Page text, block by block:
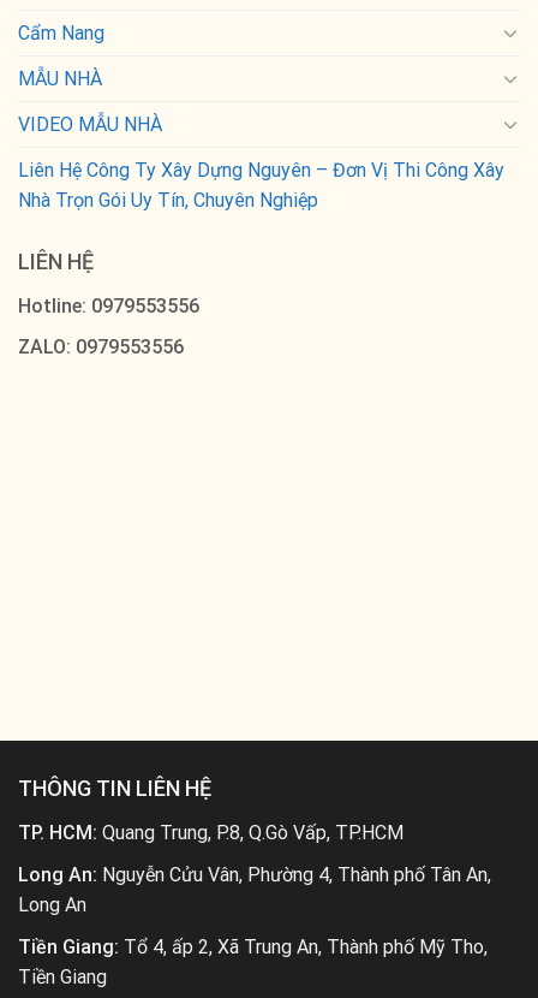
Cẩm Nang
MẪU NHÀ
VIDEO MẪU NHÀ
Liên Hệ Công Ty Xây Dựng Nguyên – Đơn Vị Thi Công Xây
Nhà Trọn Gói Uy Tín, Chuyên Nghiệp
LIÊN HỆ
Hotline: 0979553556
ZALO: 0979553556
THÔNG TIN LIÊN HỆ
TP. HCM: Quang Trung, P.8, Q.Gò Vấp, TP.HCM
Long An: Nguyễn Cửu Vân, Phường 4, Thành phố Tân An,
Long An
Tiền Giang: Tổ 4, ấp 2, Xã Trung An, Thành phố Mỹ Tho,
Tiền Giang